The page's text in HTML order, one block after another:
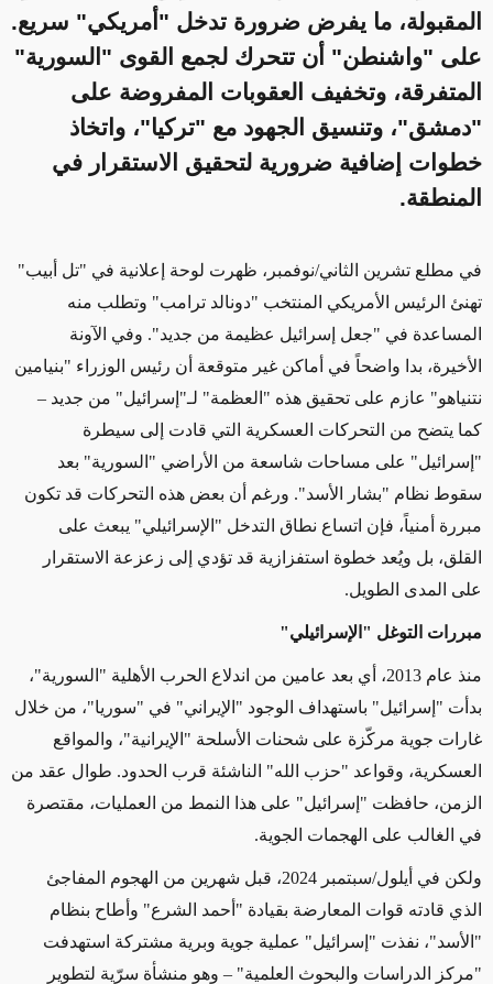
المقبولة، ما يفرض ضرورة تدخل "أمريكي" سريع.
على "واشنطن" أن تتحرك لجمع القوى "السورية"
المتفرقة، وتخفيف العقوبات المفروضة على
"دمشق"، وتنسيق الجهود مع "تركيا"، واتخاذ
خطوات إضافية ضرورية لتحقيق الاستقرار في
المنطقة.
في مطلع تشرين الثاني/نوفمبر، ظهرت لوحة إعلانية في "تل أبيب"
تهنئ الرئيس الأمريكي المنتخب "دونالد ترامب" وتطلب منه
المساعدة في "جعل إسرائيل عظيمة من جديد". وفي الآونة
الأخيرة، بدا واضحاً في أماكن غير متوقعة أن رئيس الوزراء "بنيامين
نتنياهو" عازم على تحقيق هذه "العظمة" لـ"إسرائيل" من جديد –
كما يتضح من التحركات العسكرية التي قادت إلى سيطرة
"إسرائيل" على مساحات شاسعة من الأراضي "السورية" بعد
سقوط نظام "بشار الأسد". ورغم أن بعض هذه التحركات قد تكون
مبررة أمنياً، فإن اتساع نطاق التدخل "الإسرائيلي" يبعث على
القلق، بل ويُعد خطوة استفزازية قد تؤدي إلى زعزعة الاستقرار
على المدى الطويل.
مبررات التوغل "الإسرائيلي"
منذ عام 2013، أي بعد عامين من اندلاع الحرب الأهلية "السورية"،
بدأت "إسرائيل" باستهداف الوجود "الإيراني" في "سوريا"، من خلال
غارات جوية مركّزة على شحنات الأسلحة "الإيرانية"، والمواقع
العسكرية، وقواعد "حزب الله" الناشئة قرب الحدود. طوال عقد من
الزمن، حافظت "إسرائيل" على هذا النمط من العمليات، مقتصرة
في الغالب على الهجمات الجوية.
ولكن في أيلول/سبتمبر 2024، قبل شهرين من الهجوم المفاجئ
الذي قادته قوات المعارضة بقيادة "أحمد الشرع" وأطاح بنظام
"الأسد"، نفذت "إسرائيل" عملية جوية وبرية مشتركة استهدفت
"مركز الدراسات والبحوث العلمية" – وهو منشأة سرّية لتطوير